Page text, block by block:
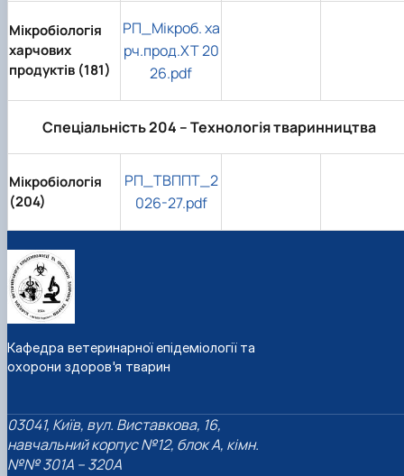
Мікробіологія
харчових
продуктів (181)
РП_Мікроб. ха
рч.прод.ХТ 20
26.pdf
Спеціальність 204 – Технологія тваринництва
Мікробіологія
(204)
РП_ТВППТ_2
026-27.pdf
Кафедра ветеринарної епідеміології та
охорони здоров'я тварин
03041, Київ, вул. Виставкова, 16,
навчальний корпус №12, блок А, кімн.
№№ 301A – 320A